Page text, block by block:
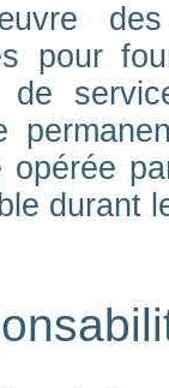
des
pour
de
opérée
durant